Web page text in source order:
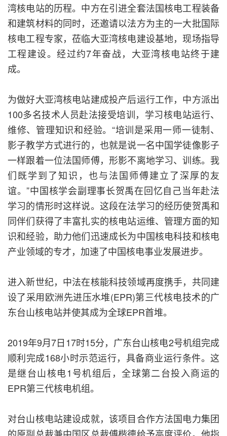
湾核电站的历程。中方在引进全套法国核电工程装备
和建筑材料的同时，还邀请以法方为主的一大批国际
核电工程专家，莅临大亚湾核电建设基地，现场指导
工程建设。经过约7年奋战，大亚湾核电站终于建
成。
为做好大亚湾核电站建成投产后运行工作，中方派出
100多名技术人员赴法接受培训，学习核电站运行、
维修、管理知识和经验。“培训是采用一师一徒制、
影子教学方式进行的，也就是说一名中国学徒像影子
一样跟着一位法国师傅，形影不离地学习、训练。我
们既学到了知识，也与法国师傅建立了深厚的友
谊。”中国核学会副理事长贺禹在回忆自己当年赴法
学习的情形时这样说。这段在法学习的经历使贺禹和
同伴们获得了丰富扎实的核电站运维、管理方面的知
识和经验，助力他们迅速成长为中国核电科技和核电
产业领域的专才，加速了中国核电事业发展进步。
进入新世纪，中法在核能科技领域再度携手，共同建
设了采用欧洲先进压水堆(EPR)第三代核电技术的广
东台山核电站并使其成为全球EPR首堆。
2019年9月7日17时15分，广东台山核电2号机组完成
顺利完成168小时示范运行，具备商业运行条件。这
是继台山核电1号机组后，全球第二台投入商运的
EPR第三代核电机组。
对台山核电站建设成就，该项目合作方法国电力集团